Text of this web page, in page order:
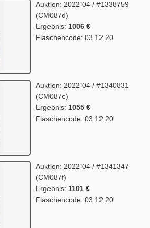
Auktion: 2022-04 / #1338759
(CM087d)
Ergebnis: 1006 €
Flaschencode: 03.12.20
Auktion: 2022-04 / #1340831
(CM087e)
Ergebnis: 1055 €
Flaschencode: 03.12.20
Auktion: 2022-04 / #1341347
(CM087f)
Ergebnis: 1101 €
Flaschencode: 03.12.20